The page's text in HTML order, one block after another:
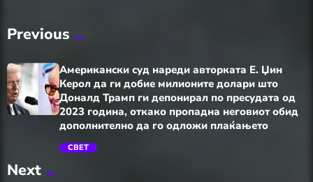
Previous
Американски суд нареди авторката Е. Џин
Керол да ги добие милионите долари што
Доналд Трамп ги депонирал по пресудата од
2023 година, откако пропадна неговиот обид
дополнително да го одложи плаќањетo
СВЕТ
Next